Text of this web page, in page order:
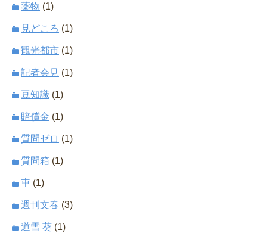
薬物 (1)
見どころ (1)
観光都市 (1)
記者会見 (1)
豆知識 (1)
賠償金 (1)
質問ゼロ (1)
質問箱 (1)
車 (1)
週刊文春 (3)
道雪 葵 (1)